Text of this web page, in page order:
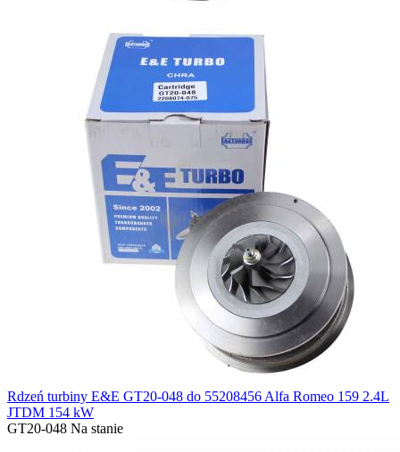
Rdzeń turbiny E&E GT20-048 do 55208456 Alfa Romeo 159 2.4L
JTDM 154 kW
GT20-048 Na stanie